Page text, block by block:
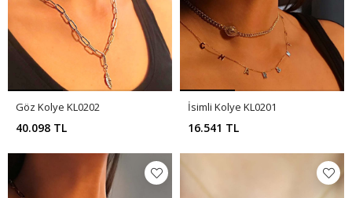
Göz Kolye KL0202
40.098 TL
İsimli Kolye KL0201
16.541 TL